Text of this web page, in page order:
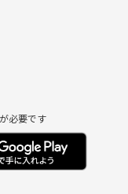
必要です